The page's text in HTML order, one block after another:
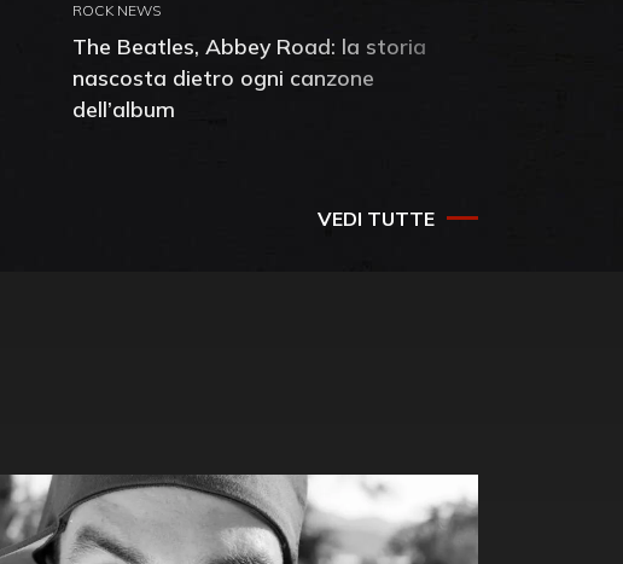
ROCK NEWS
The Beatles, Abbey Road: la storia
nascosta dietro ogni canzone
dell’album
VEDI TUTTE